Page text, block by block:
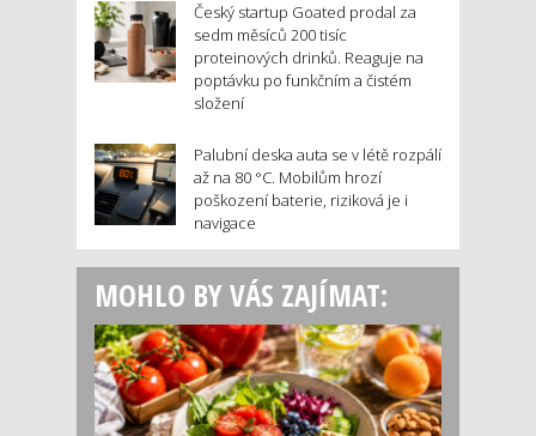
Český startup Goated prodal za
sedm měsíců 200 tisíc
proteinových drinků. Reaguje na
poptávku po funkčním a čistém
složení
Palubní deska auta se v létě rozpálí
až na 80 °C. Mobilům hrozí
poškození baterie, riziková je i
navigace
MOHLO BY VÁS ZAJÍMAT: